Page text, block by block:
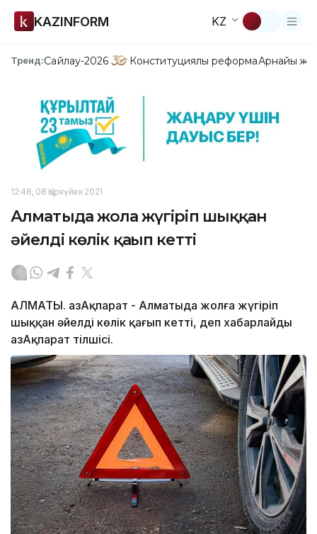
KAZINFORM KZ
Тренд:Сайлау-2026 Конституциялық реформаАрнайы
12:48, 08 Қыркүйек 2021
Алматыда жолға жүгіріп шыққан
әйелді көлік қағып кетті
АЛМАТЫ. ҚазАқпарат - Алматыда жолға жүгіріп
шыққан әйелді көлік қағып кетті, деп хабарлайды
ҚазАқпарат тілшісі.